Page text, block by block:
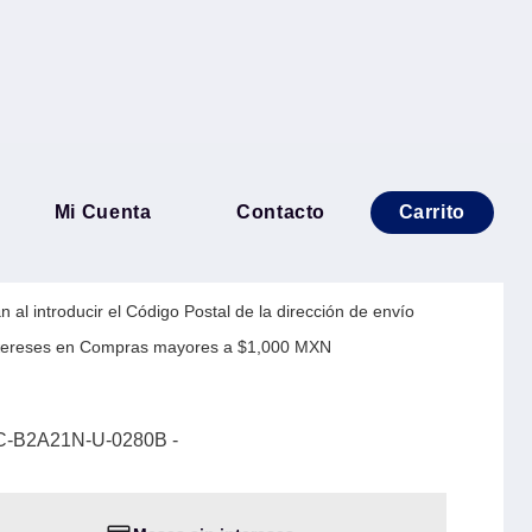
Mi Cuenta Contacto Carrito
2 MP HAC-B2A21N-U-
al introducir el Código Postal de la dirección de envío
en Compras mayores a $1,000 MXN
B2A21N-U-0280B -